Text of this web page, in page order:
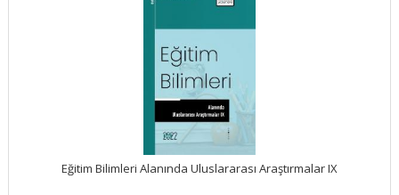
Eğitim Bilimleri Alanında Uluslararası Araştırmalar IX